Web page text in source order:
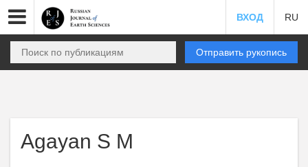
ВХОД RU
Отправить рукопись
Agayan S M